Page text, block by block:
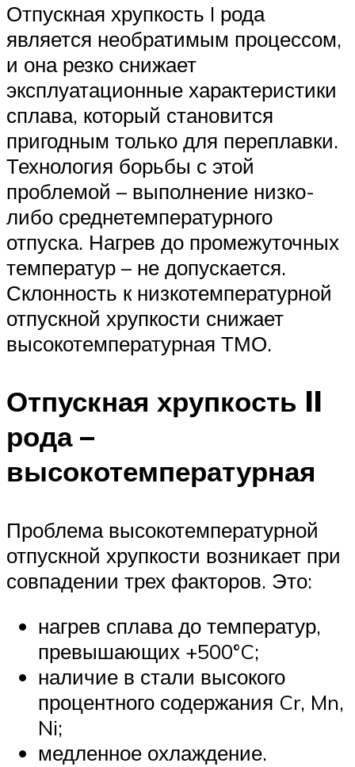
Отпускная хрупкость I рода
является необратимым процессом,
и она резко снижает
эксплуатационные характеристики
сплава, который становится
пригодным только для переплавки.
Технология борьбы с этой
проблемой – выполнение низко-
либо среднетемпературного
отпуска. Нагрев до промежуточных
температур – не допускается.
Склонность к низкотемпературной
отпускной хрупкости снижает
высокотемпературная ТМО.
Отпускная хрупкость II
рода –
высокотемпературная
Проблема высокотемпературной
отпускной хрупкости возникает при
совпадении трех факторов. Это:
нагрев сплава до температур,
превышающих +500°C;
наличие в стали высокого
процентного содержания Cr, Mn,
Ni;
медленное охлаждение.